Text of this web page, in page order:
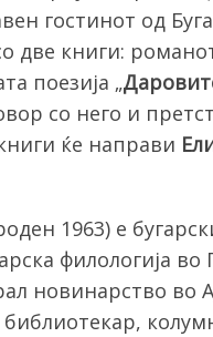
гостинот од
две книги:
поезија „
со него и
ќе направи
1963) е
филологија во
новинарство во
библиотекар,